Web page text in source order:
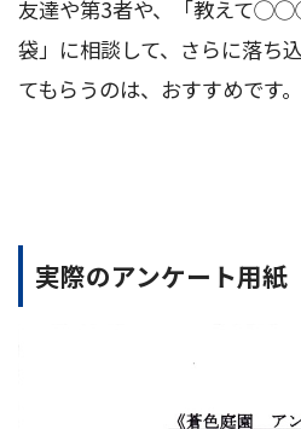
友達や第3者や、「教えて
袋」に相談して、さらに落ち
てもらうのは、おすすめです。
実際のアンケート用紙